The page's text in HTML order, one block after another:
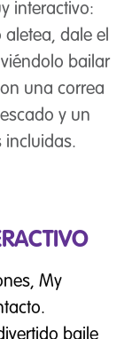
interactivo:
dale el
bailar
una correa
y un
incluidas.
My
baile